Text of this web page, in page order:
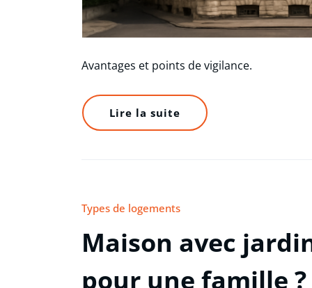
Avantages et points de vigilance.
Lire la suite
Types de logements
Maison avec
pour une famille ?